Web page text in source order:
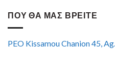
ΠΟΥ ΘΑ ΜΑΣ ΒΡΕΙΤΕ
PEO Kissamou Chanion 45,